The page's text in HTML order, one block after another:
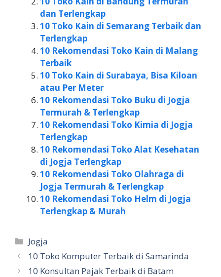
dan Terlengkap
10 Toko Kain di Semarang Terbaik dan
Terlengkap
10 Rekomendasi Toko Kain di Malang
Terbaik
10 Toko Kain di Surabaya, Bisa Kiloan
atau Per Meter
10 Rekomendasi Toko Buku di Jogja
Termurah & Terlengkap
10 Rekomendasi Toko Kimia di Jogja
Terlengkap
10 Rekomendasi Toko Alat Kesehatan
di Jogja Terlengkap
10 Rekomendasi Toko Olahraga di
Jogja Termurah & Terlengkap
10 Rekomendasi Toko Helm di Jogja
Terlengkap & Murah
Kategori
Jogja
10 Toko Komputer Terbaik di Samarinda
10 Konsultan Pajak Terbaik di Batam